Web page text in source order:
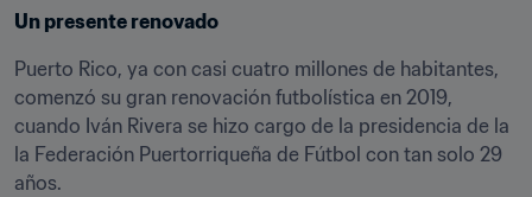
Un presente renovado
Puerto Rico, ya con casi cuatro millones de habitantes,
comenzó su gran renovación futbolística en 2019,
cuando Iván Rivera se hizo cargo de la presidencia de la
la Federación Puertorriqueña de Fútbol con tan solo 29
años.